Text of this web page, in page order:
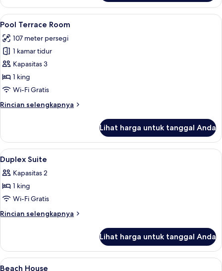
Deluxe
Suite
Lihat
semua
foto
untuk
Pool
Terrace
Room
Pool Terrace Room | Pemandangan
6
Pool Terrace Room
107 meter persegi
1 kamar tidur
Kapasitas 3
1 king
Wi-Fi Gratis
Rincian selengkapnya
Rincian
Pool
Terrace
Room
Lihat harga untuk tanggal Anda
Lihat
semua
foto
untuk
Duplex
Suite
Brankas, meja kerja, tirai kedap
5
Duplex Suite
Kapasitas 2
1 king
Wi-Fi Gratis
Rincian selengkapnya
Rincian
Duplex
Suite
Lihat harga untuk tanggal Anda
Lihat
Brankas, meja kerja, tirai kedap
4
Beach House